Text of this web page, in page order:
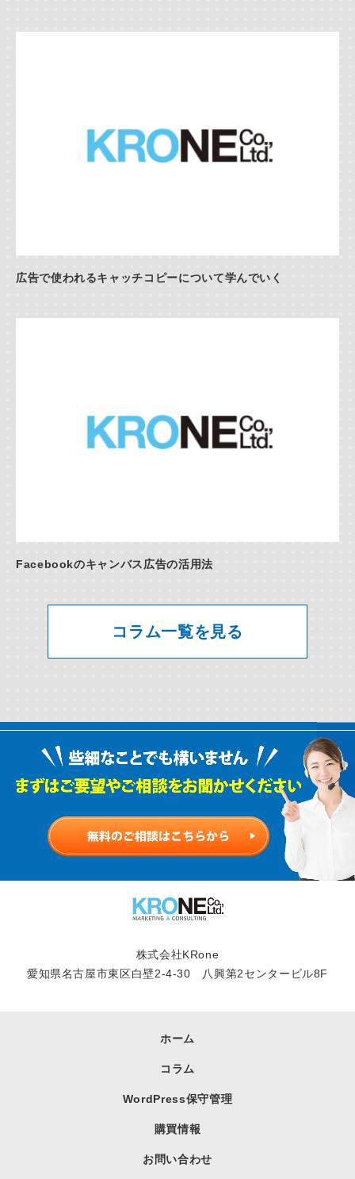
広告で使われるキャッチコピーについて学んでいく
Facebookのキャンバス広告の活用法
コラム一覧を見る
株式会社KRone
愛知県名古屋市東区白壁2-4-30 八興第2センタービル8F
ホーム
コラム
WordPress保守管理
購買情報
お問い合わせ